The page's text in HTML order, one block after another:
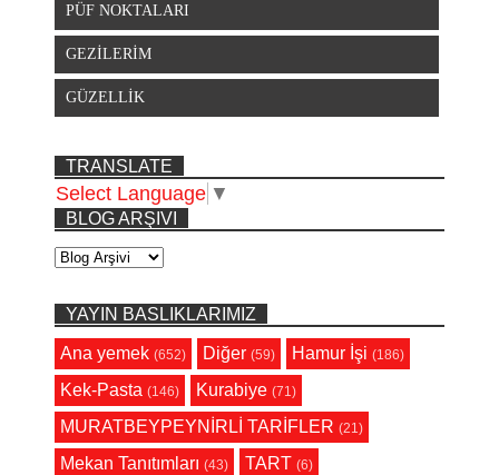
PÜF NOKTALARI
GEZİLERİM
GÜZELLİK
TRANSLATE
Select Language ▼
BLOG ARŞIVI
YAYIN BASLIKLARIMIZ
Ana yemek (652) Diğer (59) Hamur İşi (186)
Kek-Pasta (146) Kurabiye (71)
MURATBEYPEYNİRLİ TARİFLER (21)
Mekan Tanıtımları (43) TART (6)